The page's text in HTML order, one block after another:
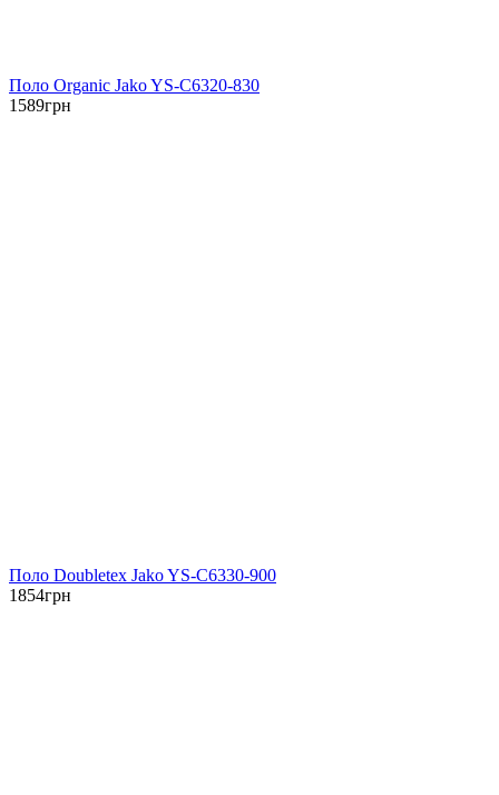
Поло Organic Jako YS-C6320-830
1589грн
Поло Doubletex Jako YS-C6330-900
1854грн